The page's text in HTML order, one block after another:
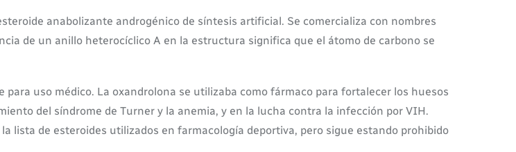
anabolizante androgénico de síntesis artificial. Se comercializa con nombres
de un anillo heterocíclico A en la estructura significa que el átomo de carbono se
uso médico. La oxandrolona se utilizaba como fármaco para fortalecer los huesos
del síndrome de Turner y la anemia, y en la lucha contra la infección por VIH.
lista de esteroides utilizados en farmacología deportiva, pero sigue estando prohibido